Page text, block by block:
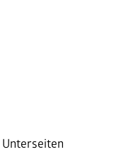
Unterseiten